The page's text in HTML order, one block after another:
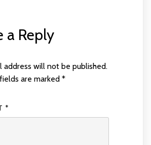
a Reply
address will not be published.
are marked *
*